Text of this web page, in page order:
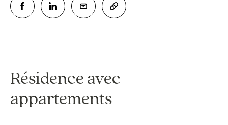
Résidence avec
appartements